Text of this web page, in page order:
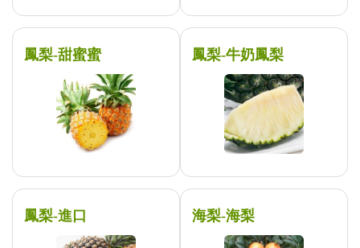
鳳梨-甜蜜蜜 鳳梨-牛奶鳳梨
鳳梨-進口 海梨-海梨